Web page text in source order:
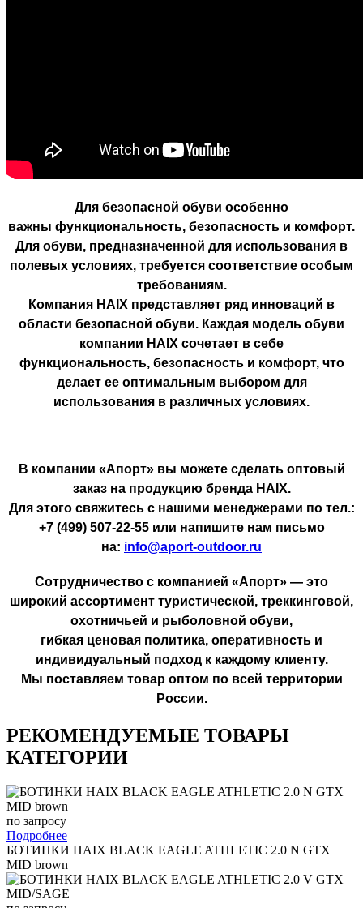
Для безопасной обуви особенно
важны функциональность, безопасность и комфорт.
Для обуви, предназначенной для использования в
полевых условиях, требуется соответствие особым
требованиям.
Компания HAIX представляет ряд инноваций в
области безопасной обуви. Каждая модель обуви
компании HAIX сочетает в себе
функциональность, безопасность и комфорт, что
делает ее оптимальным выбором для
использования в различных условиях.
В компании «Апорт» вы можете сделать оптовый
заказ на продукцию бренда HAIX.
Для этого свяжитесь с нашими менеджерами по тел.:
+7 (499) 507-22-55 или напишите нам письмо
на: info@aport-outdoor.ru
Сотрудничество с компанией «Апорт» — это
широкий ассортимент туристической, треккинговой,
охотничьей и рыболовной обуви,
гибкая ценовая политика, оперативность и
индивидуальный подход к каждому клиенту.
Мы поставляем товар оптом по всей территории
России.
РЕКОМЕНДУЕМЫЕ ТОВАРЫ
КАТЕГОРИИ
по запросу
Подробнее
БОТИНКИ HAIX BLACK EAGLE ATHLETIC 2.0 N GTX
MID brown